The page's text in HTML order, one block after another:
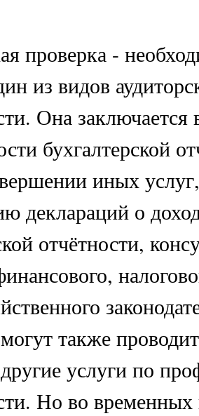
проверка -
из видов
Она заключается
бухгалтерской
иных
деклараций о
отчётности,
также
услуги по
Но во временных